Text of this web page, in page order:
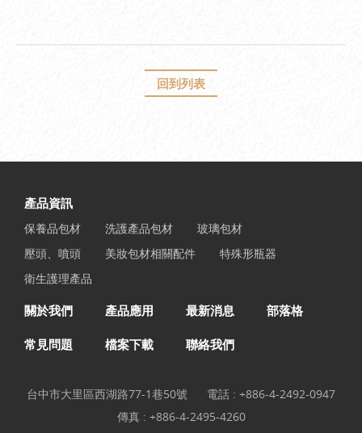
回到列表
產品資訊
保養品包材 洗護產品包材
玻璃包材
壓頭、噴頭
美妝包材相關配件
特殊形瓶器
衛生護理產品
關於我們 產品應用 最新消息 部落格
常見問題 檔案下載 聯絡我們
台中市大里區西湖路77-1巷50號 電話 : +886-4-2492-0947
傳真 : +886-4-2495-4260